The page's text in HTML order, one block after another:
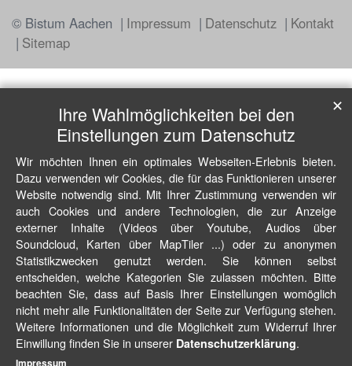
© Bistum Aachen Impressum Datenschutz
Kontakt
Sitemap
Ihre Wahlmöglichkeiten bei den
Einstellungen zum Datenschutz
Wir möchten Ihnen ein optimales Webseiten-Erlebnis bieten.
Dazu verwenden wir Cookies, die für das Funktionieren unserer
Website notwendig sind. Mit Ihrer Zustimmung verwenden wir
auch Cookies und andere Technologien, die zur Anzeige
externer Inhalte (Videos über Youtube, Audios über
Soundcloud, Karten über MapTiler ...) oder zu anonymen
Statistikzwecken genutzt werden. Sie können selbst
entscheiden, welche Kategorien Sie zulassen möchten. Bitte
beachten Sie, dass auf Basis Ihrer Einstellungen womöglich
nicht mehr alle Funktionalitäten der Seite zur Verfügung stehen.
Weitere Informationen und die Möglichkeit zum Widerruf Ihrer
Einwillung finden Sie in unserer Datenschutzerklärung.
✕
Impressum